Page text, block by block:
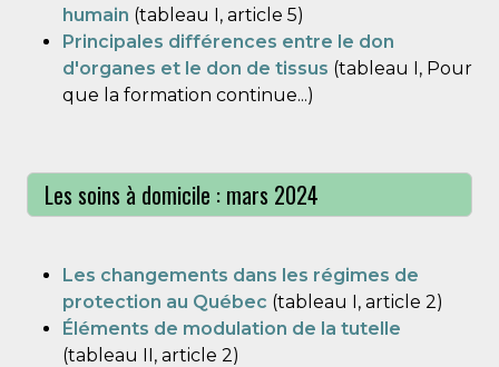
humain (tableau I, article 5)
Principales différences entre le don
d'organes et le don de tissus (tableau I, Pour
que la formation continue...)
Les soins à domicile : mars 2024
Les changements dans les régimes de
protection au Québec (tableau I, article 2)
Éléments de modulation de la tutelle
(tableau II, article 2)